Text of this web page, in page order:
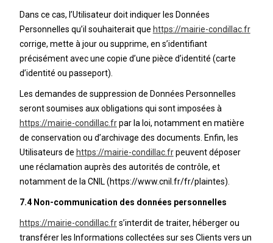
Dans ce cas, l’Utilisateur doit indiquer les Données
Personnelles qu’il souhaiterait que https://mairie-condillac.fr
corrige, mette à jour ou supprime, en s’identifiant
précisément avec une copie d’une pièce d’identité (carte
d’identité ou passeport).
Les demandes de suppression de Données Personnelles
seront soumises aux obligations qui sont imposées à
https://mairie-condillac.frpar la loi, notamment en matière
de conservation ou d’archivage des documents. Enfin, les
Utilisateurs de https://mairie-condillac.frpeuvent déposer
une réclamation auprès des autorités de contrôle, et
notamment de la CNIL (https://www.cnil.fr/fr/plaintes).
7.4 Non-communication des données personnelles
https://mairie-condillac.frs’interdit de traiter, héberger ou
transférer les Informations collectées sur ses Clients vers un